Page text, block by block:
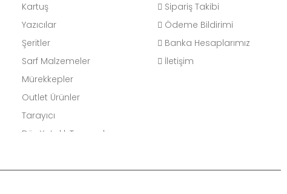
Kartuş
Yazıcılar
Şeritler
Sarf Malzemeler
Mürekkepler
Outlet Ürünler
Tarayıcı
Düz Yataklı Tarayıcılar
Bilgisayar
Sipariş Takibi
Ödeme Bildirimi
Banka Hesaplarımız
İletişim